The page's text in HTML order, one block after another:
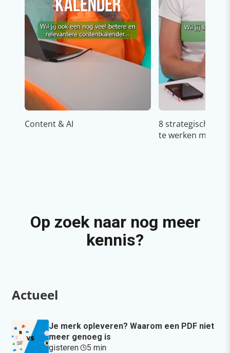
Content & AI
8 strategische
te werken met
Op zoek naar nog meer
kennis?
Actueel
Je merk opleveren? Waarom een PDF niet
meer genoeg is
gisteren· 5 min·